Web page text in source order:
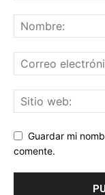
Guardar mi
comente.